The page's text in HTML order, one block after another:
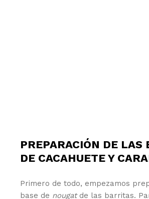
PREPARACIÓN DE LAS
DE CACAHUETE Y
Primero de todo, empezamos
base de nougat de las barritas.